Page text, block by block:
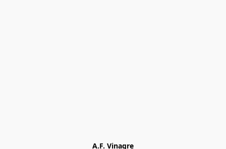
A.F. Vinagre